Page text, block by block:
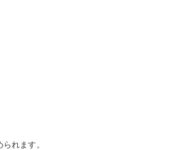
れます。